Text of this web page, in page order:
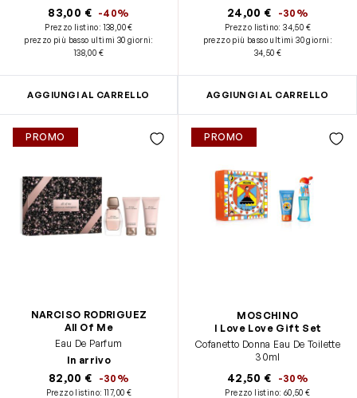
83,00 € -40%
Prezzo listino:138,00 €
prezzo più basso ultimi 30 giorni:
138,00 €
AGGIUNGI AL CARRELLO
24,00 € -30%
Prezzo listino:34,50 €
prezzo più basso ultimi 30 giorni :
34,50 €
AGGIUNGI AL CARRELLO
PROMO
NARCISO RODRIGUEZ
All Of Me
Eau De Parfum
In arrivo
82,00 € -30%
Prezzo listino:117,00 €
PROMO
MOSCHINO
I Love Love Gift Set
Cofanetto Donna Eau De Toilette
30ml
42,50 € -30%
Prezzo listino: 60,50 €